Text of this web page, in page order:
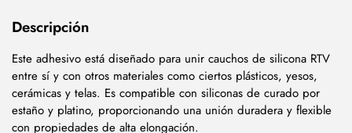
Descripción
Este adhesivo está diseñado para unir cauchos de silicona RTV
entre sí y con otros materiales como ciertos plásticos, yesos,
cerámicas y telas. Es compatible con siliconas de curado por
estaño y platino, proporcionando una unión duradera y flexible
con propiedades de alta elongación.